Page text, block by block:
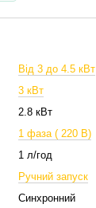
Від 3 до 4.5 кВт
3 кВт
2.8 кВт
1 фаза ( 220 В)
1 л/год
Ручний запуск
Синхронний